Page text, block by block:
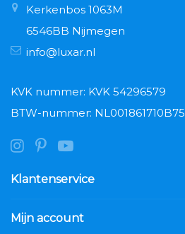
Kerkenbos 1063M
6546BB Nijmegen
info@luxar.nl
KVK nummer: KVK 54296579
BTW-nummer: NL001861710B75
Klantenservice
Mijn account